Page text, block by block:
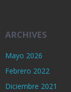
ARCHIVES
Mayo 2026
Febrero 2022
Diciembre 2021